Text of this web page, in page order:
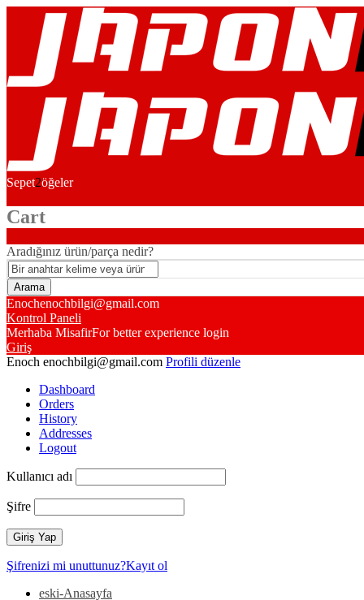
Sepet2öğeler
Cart
Aradığınız ürün/parça nedir?
Enochenochbilgi@gmail.com
Kontrol Paneli
Merhaba MisafirFor better experience login
Giriş
Enoch enochbilgi@gmail.com Profili düzenle
Dashboard
Orders
History
Addresses
Logout
Kullanıcı adı
Şifre
Şifrenizi mi unuttunuz?Kayıt ol
eski-Anasayfa